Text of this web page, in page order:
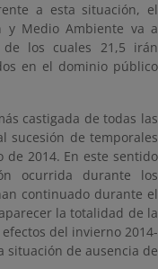
a esta situación, el
y Medio Ambiente va a
los cuales 21,5 irán
en el dominio público
castigada de todas las
sucesión de temporales
2014. En este sentido
ocurrida durante los
continuado durante el
la totalidad de la
del invierno 2014-
situación de ausencia de